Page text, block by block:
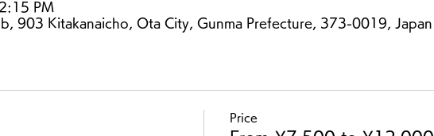
PM
903 Kitakanaicho, Ota City, Gunma Prefecture, 373-0019, Japan
Price